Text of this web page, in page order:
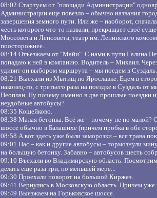
08:02 Стартуем от "площади Администрации"
Администрации еще повезло – обычно названия
завершения земного пути. Или же – наоборот,
честь которого что-то назвали, прекращает своё
Моссовета и Ленсовета, театр им. Ленинского
поосторожнее.
08:14 Отъезжаем от "Майи". С нами в пути Галина
попадаю к ней в компанию. Водитель – Михаил.
удивит он выбором маршрута – мы поедем в
08:21 Выехали из Мытищ по Ярославке. Едем в
наконец-то, с третьего раза на поездке в Суздаль
Неоплан. Ну почему именно в две прошлые поездки
неудобные автобусы?
08:35 Кощейково.
08:38 Малая бетонка. Всё же – почему не по малой?
шоссе обычно в Балашихе (причем пробка в обе
08:58 А вот здесь уже были заморозки – вся трава
09:01 Нас – как и другие автобусы – тормознули
на большую бетонку. Забавно – автобусов шесть
09:10 Въехали во Владимирскую область.
делать еще раза три, по меньшей мере...
09:30 Проехали поворот на большой Киржач.
09:41 Вернулись в Московскую область. Причем уже
09:49 Выезжаем на Горьковское шоссе.